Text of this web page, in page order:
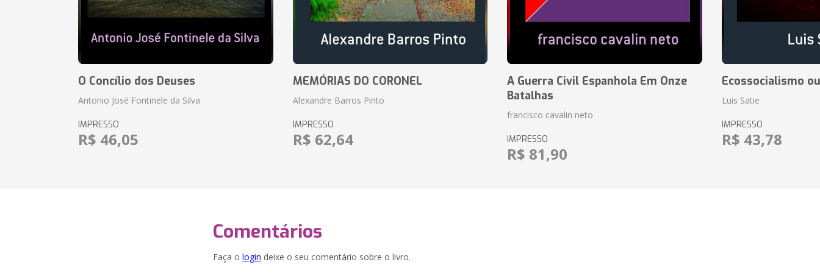
O Concílio dos Deuses
Antonio José Fontinele da Silva
IMPRESSO
R$ 46,05
MEMÓRIAS DO CORONEL
Alexandre Barros Pinto
IMPRESSO
R$ 62,64
A Guerra Civil Espanhola Em Onze
Batalhas
francisco cavalin neto
IMPRESSO
R$ 81,90
Ecossocialismo
Luis Satie
IMPRESSO
R$ 43,78
Comentários
Faça o login deixe o seu comentário sobre o livro.